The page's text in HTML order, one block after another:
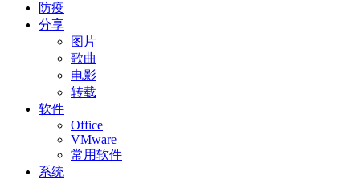
防疫
分享
图片
歌曲
电影
转载
软件
Office
VMware
常用软件
系统